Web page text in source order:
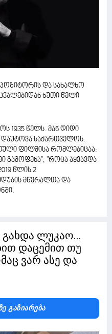
და სახალხო
ხუთი წელი
1935 წელს. მან დიდი
დაუტოვა საქართველოს.
ფილმისა რომლებიცაა:
გამოფენა", "როცა აყვავდა
წლის 2
მწერალთა და
გახდა ლუკაო...
დაცემით თუ
ვარ ასე და
Გაზიარება